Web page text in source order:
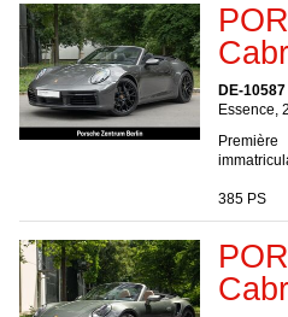
DE-
Essence,
Première
385 PS